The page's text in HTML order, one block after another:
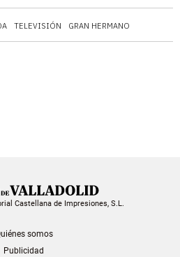
TELEVISIÓN GRAN HERMANO
Castellana de Impresiones, S.L.
somos
Publicidad